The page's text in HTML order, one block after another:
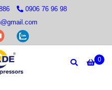
0906 76 96 98
0